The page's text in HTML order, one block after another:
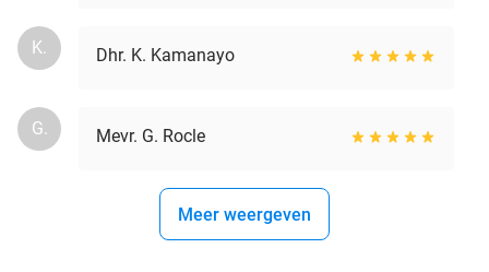
K. Dhr. K. Kamanayo
G. Mevr. G. Rocle
Meer weergeven